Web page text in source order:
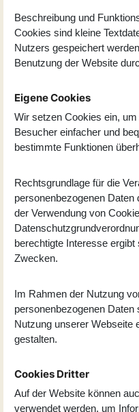
Beschreibung und
Cookies sind kleine
Nutzers gespeichert
Benutzung der Website
Eigene Cookies
Wir setzen Cookies ein,
Besucher einfacher und
bestimmte Funktionen
Rechtsgrundlage für die
personenbezogenen
der Verwendung von
berechtigte Interesse
Zwecken.
Im Rahmen der Nutzung
personenbezogenen
Nutzung unserer Webseite
gestalten.
Cookies Dritter
Auf der Website können
verwendet werden, um